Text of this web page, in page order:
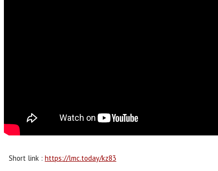
Short link : https://lmc.today/kz83